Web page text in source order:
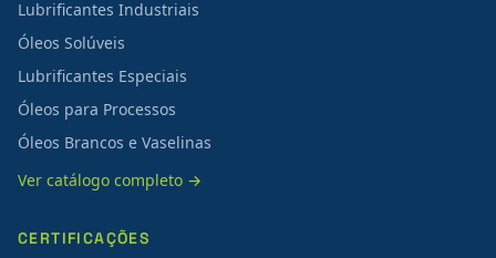
Lubrificantes Industriais
Óleos Solúveis
Lubrificantes Especiais
Óleos para Processos
Óleos Brancos e Vaselinas
Ver catálogo completo →
CERTIFICAÇÕES